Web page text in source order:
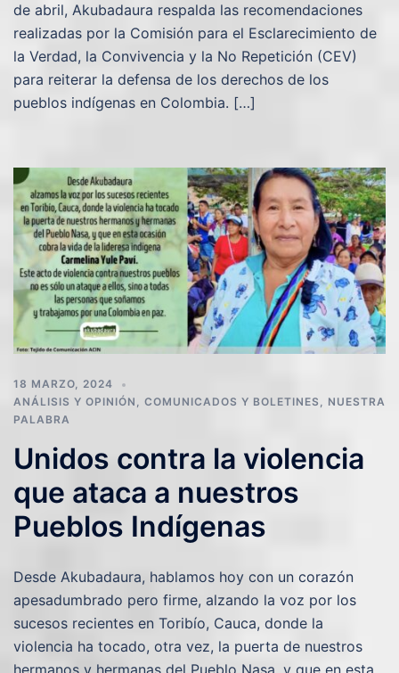
de abril, Akubadaura respalda las recomendaciones
realizadas por la Comisión para el Esclarecimiento de
la Verdad, la Convivencia y la No Repetición (CEV)
para reiterar la defensa de los derechos de los
pueblos indígenas en Colombia. […]
18 MARZO, 2024
ANÁLISIS Y OPINIÓN , COMUNICADOS Y BOLETINES , NUESTRA
PALABRA
Unidos contra la violencia
que ataca a nuestros
Pueblos Indígenas
Desde Akubadaura, hablamos hoy con un corazón
apesadumbrado pero firme, alzando la voz por los
sucesos recientes en Toribío, Cauca, donde la
violencia ha tocado, otra vez, la puerta de nuestros